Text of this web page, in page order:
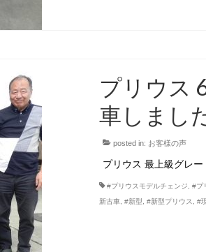
プリウス
車しま
posted in: お客様の声
プリウス 最上級グレ
#プリウスモデルチェンジ ,#プ
新古車
,#新型 ,#新型プリウス ,#